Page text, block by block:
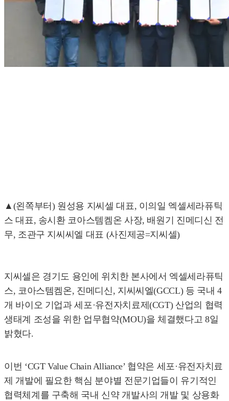
▲(왼쪽부터) 원성용 지씨셀 대표, 이의일 엑셀세라퓨틱
스 대표, 송시환 코아스템켐온 사장, 배원기 진메디신 전
무, 조관구 지씨씨엘 대표 (사진제공=지씨셀)
지씨셀은 경기도 용인에 위치한 본사에서 엑셀세라퓨틱
스, 코아스템켐온, 진메디신, 지씨씨엘(GCCL) 등 국내 4
개 바이오 기업과 세포·유전자치료제(CGT) 산업의 협력
생태계 조성을 위한 업무협약(MOU)을 체결했다고 8일
밝혔다.
이번 ‘CGT Value Chain Alliance’ 협약은 세포·유전자치료
제 개발에 필요한 핵심 분야별 전문기업들이 유기적인
협력체계를 구축해 국내 신약 개발사의 개발 및 상용화